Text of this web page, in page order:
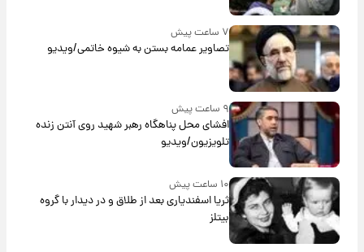
۷ ساعت پیش
تصاویر عمامه بستن به شیوه خاتمی/ویدیو
۹ ساعت پیش
افشای محل پناهگاه‌ رهبر شهید روی آنتن زنده
تلویزیون/ویدیو
۱۰ ساعت پیش
ثریا اسفندیاری بعد از طلاق و در دیدار با گروه
بیتلز